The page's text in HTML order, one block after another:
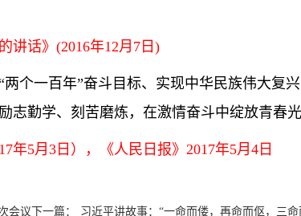
话》(2016年12月7日)
个一百年”奋斗目标、实现中华民族伟大复
志勤学、刻苦磨炼，在激情奋斗中绽放青春光
5月3日），《人民日报》2017年5月4日
会议 下一篇： 习近平讲故事：“一命而偻，再命而伛，三